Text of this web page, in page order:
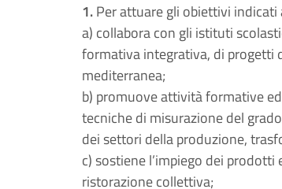
1.Per attuare gli obiettivi indicati
a) collabora con gli istituti
formativa integrativa, di progetti
mediterranea;
b) promuove attività formative
tecniche di misurazione del
dei settori della produzione,
c) sostiene l’impiego dei
ristorazione collettiva;